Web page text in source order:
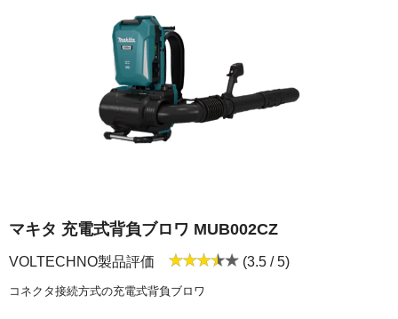
マキタ 充電式背負ブロワ MUB002CZ
VOLTECHNO製品評価 (3.5 / 5)
コネクタ接続方式の充電式背負ブロワ